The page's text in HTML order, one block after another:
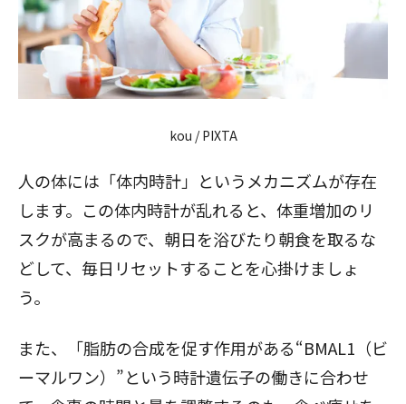
kou / PIXTA
人の体には「体内時計」というメカニズムが存在
します。この体内時計が乱れると、体重増加のリ
スクが高まるので、朝日を浴びたり朝食を取るな
どして、毎日リセットすることを心掛けましょ
う。
また、「脂肪の合成を促す作用がある“BMAL1（ビ
ーマルワン）”という時計遺伝子の働きに合わせ